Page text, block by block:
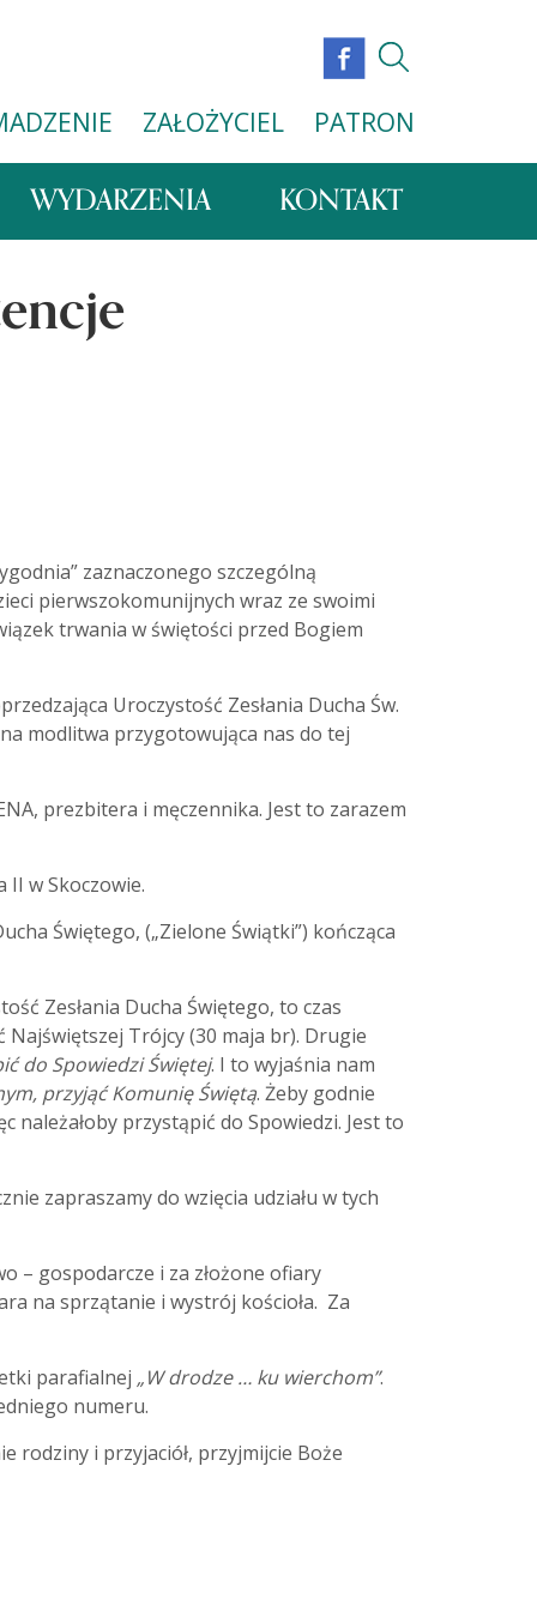
ZAŁOŻYCIEL PATRON
WYDARZENIA KONTAKT
zaznaczonego szczególną
pierwszokomunijnych wraz ze swoimi
trwania w świętości przed Bogiem
Uroczystość Zesłania Ducha Św.
modlitwa przygotowująca nas do tej
prezbitera i męczennika. Jest to zarazem
II w Skoczowie.
Świętego, („Zielone Świątki”) kończąca
Zesłania Ducha Świętego, to czas
Trójcy (30 maja br). Drugie
do Spowiedzi Świętej. I to wyjaśnia nam
przyjąć Komunię Świętą. Żeby godnie
należałoby przystąpić do Spowiedzi. Jest to
zapraszamy do wzięcia udziału w tych
– gospodarcze i za złożone ofiary
na sprzątanie i wystrój kościoła. Za
parafialnej „W drodze … ku wierchom”.
numeru.
rodziny i przyjaciół, przyjmijcie Boże